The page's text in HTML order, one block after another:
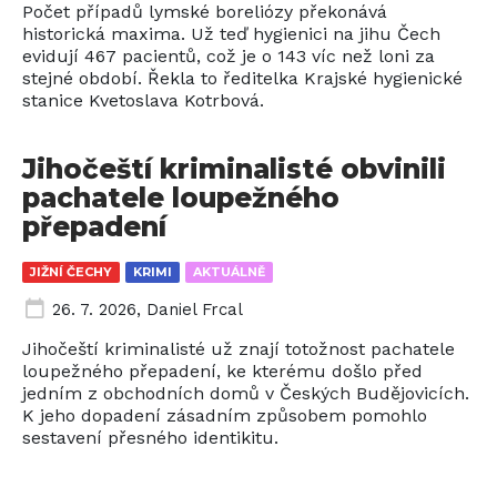
Počet případů lymské boreliózy překonává
historická maxima. Už teď hygienici na jihu Čech
evidují 467 pacientů, což je o 143 víc než loni za
stejné období. Řekla to ředitelka Krajské hygienické
stanice Kvetoslava Kotrbová.
JIŽNÍ ČECHY KRIMI AKTUÁLNĚ
Jihočeští kriminalisté obvinili
pachatele loupežného
přepadení
26. 7. 2026, Daniel Frcal
Jihočeští kriminalisté už znají totožnost pachatele
loupežného přepadení, ke kterému došlo před
jedním z obchodních domů v Českých Budějovicích.
K jeho dopadení zásadním způsobem pomohlo
sestavení přesného identikitu.